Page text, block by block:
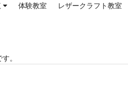
体験教室 レザークラフト教室
。